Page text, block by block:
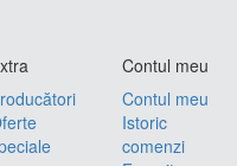
Contul meu
Contul meu
Istoric
comenzi